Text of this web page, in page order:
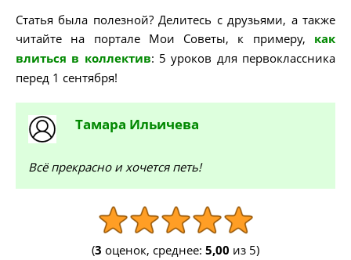
Статья была полезной? Делитесь с друзьями, а также
читайте на портале Мои Советы, к примеру, как
влиться в коллектив: 5 уроков для первоклассника
перед 1 сентября!
Тамара Ильичева
Всё прекрасно и хочется петь!
(3 оценок, среднее: 5,00 из 5)